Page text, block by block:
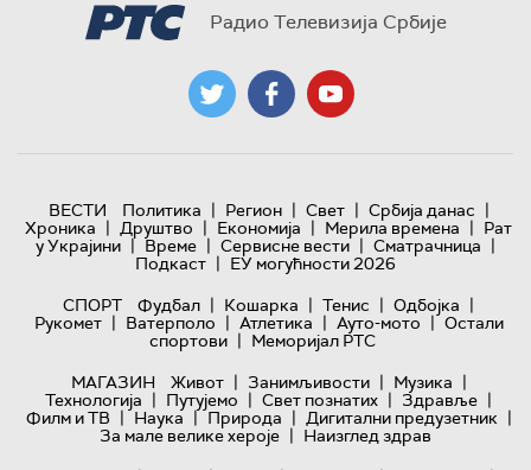
Радио Телевизија Србије
ВЕСТИ Политика | Регион | Свет | Србија данас |
Хроника | Друштво | Економија | Мерила времена | Рат
у Украјини | Време | Сервисне вести | Сматрачница |
Подкаст | ЕУ могућности 2026
СПОРТ
Фудбал | Кошарка | Тенис | Одбојка |
Рукомет | Ватерполо | Атлетика | Ауто-мото | Остали
спортови | Меморијал РТС
МАГАЗИН
Живот | Занимљивости | Музика |
Технологијa | Путујемо | Свет познатих | Здравље |
Филм и ТВ | Наука | Природа | Дигитални предузетник |
За мале велике хероје | Наизглед здрав